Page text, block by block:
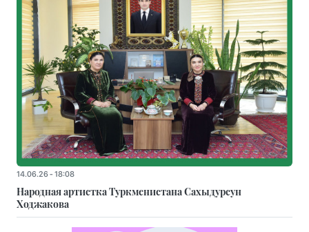
14.06.26 - 18:08
Народная артистка Туркменистана Сахыдурсун
Ходжакова